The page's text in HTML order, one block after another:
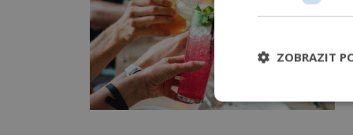
ZOBRAZIT